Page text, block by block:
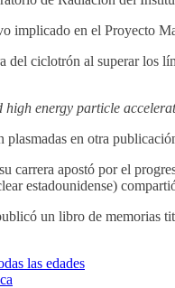
implicado en el Proyecto
del ciclotrón al superar los
high energy particle
plasmadas en otra
carrera apostó por el
estadounidense)
un libro de memorias
las edades